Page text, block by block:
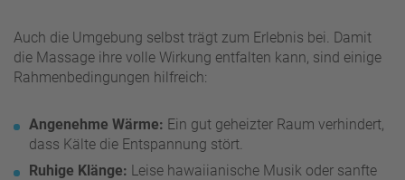
Auch die Umgebung selbst trägt zum Erlebnis bei. Damit
die Massage ihre volle Wirkung entfalten kann, sind einige
Rahmenbedingungen hilfreich:
Angenehme Wärme: Ein gut geheizter Raum verhindert,
dass Kälte die Entspannung stört.
Ruhige Klänge: Leise hawaiianische Musik oder sanfte